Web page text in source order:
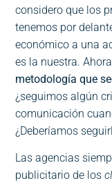
considero que los
tenemos por
económico a una
es la nuestra.
metodología que
¿seguimos algún
comunicación
¿Deberíamos
Las agencias
publicitario de los